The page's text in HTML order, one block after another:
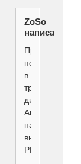
ZoSo
написал(а):
Прошу
поддержать
в
требовании
Ангелины
на
выставках
РКФ.